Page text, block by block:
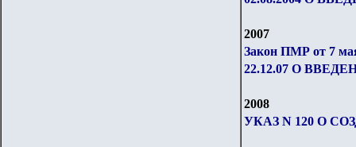
2007
Закон ПМР от 7
22.12.07 О
2008
УКАЗ N 120 О